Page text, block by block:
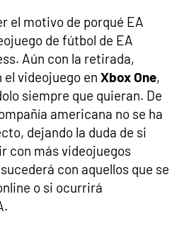
el motivo de porqué EA
de fútbol de EA
Aún con la retirada,
videojuego en Xbox One,
siempre que quieran. De
americana no se ha
dejando la duda de si
con más videojuegos
con aquellos que se
o si ocurrirá